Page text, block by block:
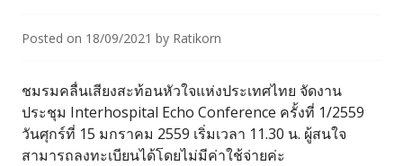
Posted on 18/09/2021 by Ratikorn
ชมรมคลื่นเสียงสะท้อนหัวใจแห่งประเทศไทย จัดงาน
ประชุม Interhospital Echo Conference ครั้งที่ 1/2559
วันศุกร์ที่ 15 มกราคม 2559 เริ่มเวลา 11.30 น. ผู้สนใจ
สามารถลงทะเบียนได้โดยไม่มีค่าใช้จ่ายค่ะ